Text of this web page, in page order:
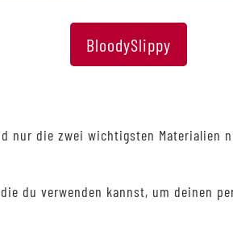
BloodySlippy
nur die zwei wichtigsten Materialien
du verwenden kannst, um deinen